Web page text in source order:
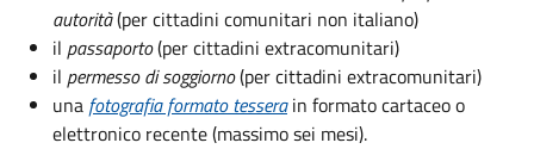
autorità(per cittadini comunitari non italiano)
il passaporto(per cittadini extracomunitari)
il permesso di soggiorno(per cittadini extracomunitari)
una fotografia formato tessera in formato cartaceo o
elettronico recente (massimo sei mesi).